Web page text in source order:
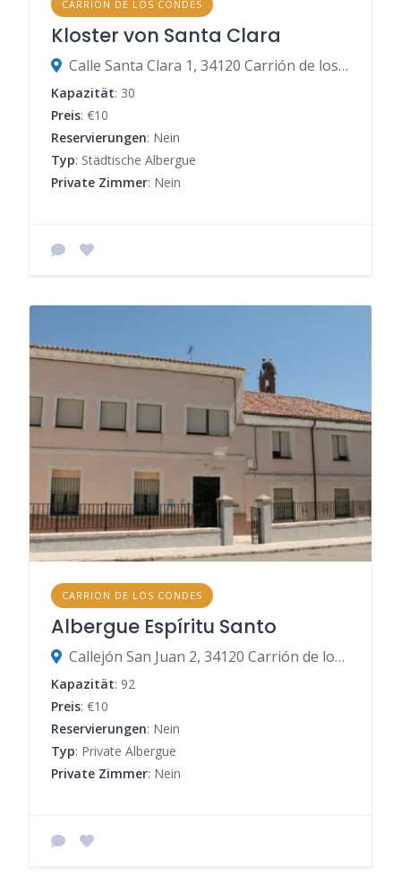
CARRION DE LOS CONDES
Kloster von Santa Clara
Calle Santa Clara 1, 34120 Carrión de los Condes, Palencia, Spanien
Kapazität: 30
Preis: €10
Reservierungen: Nein
Typ: Städtische Albergue
Private Zimmer: Nein
CARRION DE LOS CONDES
Albergue Espíritu Santo
Callejón San Juan 2, 34120 Carrión de los Condes, Palencia, Spanien
Kapazität: 92
Preis: €10
Reservierungen: Nein
Typ: Private Albergue
Private Zimmer: Nein